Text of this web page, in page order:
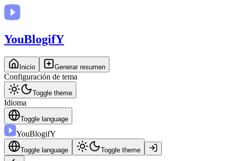
YouBlogifY
Inicio Generar resumen
Configuración de tema
Toggle theme
Idioma
Toggle language
YouBlogifY
Toggle language Toggle theme